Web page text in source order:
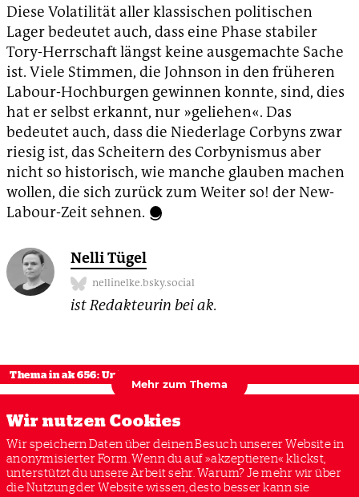
Diese Volatilität aller klassischen politischen
Lager bedeutet auch, dass eine Phase stabiler
Tory-Herrschaft längst keine ausgemachte Sache
ist. Viele Stimmen, die Johnson in den früheren
Labour-Hochburgen gewinnen konnte, sind, dies
hat er selbst erkannt, nur »geliehen«. Das
bedeutet auch, dass die Niederlage Corbyns zwar
riesig ist, das Scheitern des Corbynismus aber
nicht so historisch, wie manche glauben machen
wollen, die sich zurück zum Weiter so! der New-
Labour-Zeit sehnen.
Nelli Tügel
nellinelke.bsky.social
ist Redakteurin bei ak.
Thema in ak 656: United Kingdom
Mehr zum Thema
BREXIT GROSSBRITANNIEN
JEREMY CORBYN
KLASSENPOLITIK
LABOUR SOZIALDEMOKRATIE TORIES
Wir nutzen Cookies
Wir speichern Daten über deinen Besuch unserer Website in
anonymisierter Form. Wenn du auf »akzeptieren« klickst,
unterstützt du unsere Arbeit sehr. Warum? Je mehr wir über
die Nutzung der Website wissen, desto besser kann sie